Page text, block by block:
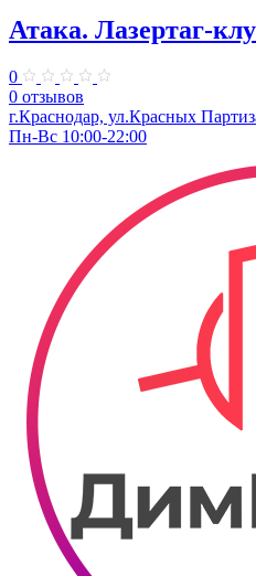
Атака. ​Лазертаг-
0
0 отзывов
г.Краснодар, ул.Красных
Пн-Вс 10:00-22:00